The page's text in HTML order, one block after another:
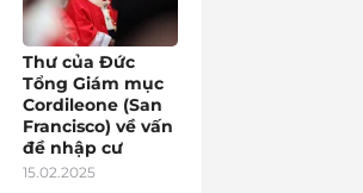
Thư của Đức
Tổng Giám mục
Cordileone (San
Francisco) về vấn
đề nhập cư
15.02.2025